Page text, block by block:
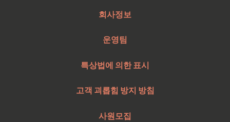
회사정보
운영팀
특상법에 의한 표시
고객 괴롭힘 방지 방침
사원모집